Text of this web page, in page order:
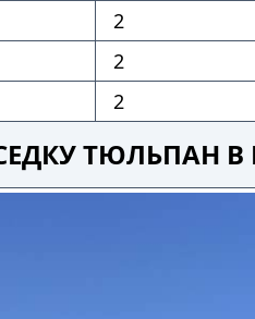
2
2
2
ТЮЛЬПАН В